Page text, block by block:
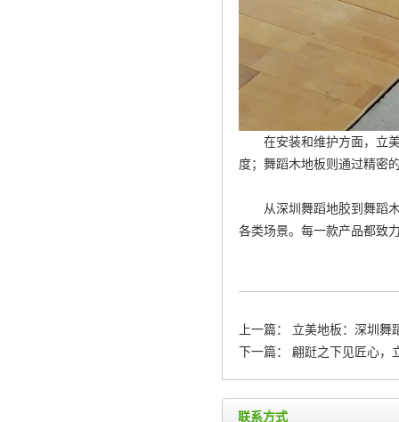
在安装和维护方面，立
度；舞蹈木地板则通过精密
从深圳舞蹈地胶到舞蹈
各类场景。每一款产品都致
上一篇：
立美地板：深圳舞
下一篇：
翩跹之下见匠心，
联系方式